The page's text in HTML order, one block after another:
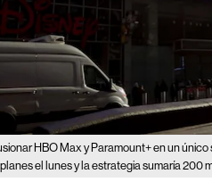
HBO Max y Paramount+ en un
el lunes y la estrategia sumaría 200